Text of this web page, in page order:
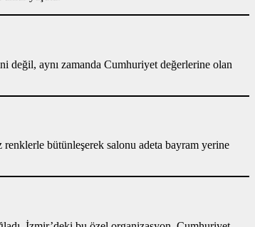
değil, aynı zamanda Cumhuriyet değerlerine olan
renklerle bütünleşerek salonu adeta bayram yerine